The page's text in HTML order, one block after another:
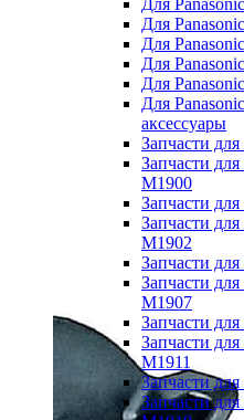
Для
Для
Для
Для
Для
Для
аксессуары
Запчасти
Запчасти
M1900
Запчасти
Запчасти
M1902
Запчасти
Запчасти
M1907
Запчасти
Запчасти
M1911
Запчасти
Запчасти